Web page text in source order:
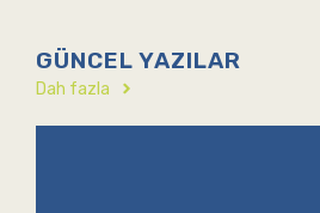
GÜNCEL YAZILAR
Dah fazla